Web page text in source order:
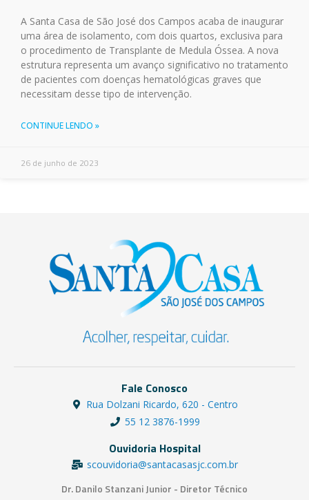
A Santa Casa de São José dos Campos acaba de inaugurar
uma área de isolamento, com dois quartos, exclusiva para
o procedimento de Transplante de Medula Óssea. A nova
estrutura representa um avanço significativo no tratamento
de pacientes com doenças hematológicas graves que
necessitam desse tipo de intervenção.
CONTINUE LENDO »
26 de junho de 2023
Fale Conosco
Rua Dolzani Ricardo, 620 - Centro
55 12 3876-1999
Ouvidoria Hospital
scouvidoria@santacasasjc.com.br
Dr. Danilo Stanzani Junior - Diretor Técnico